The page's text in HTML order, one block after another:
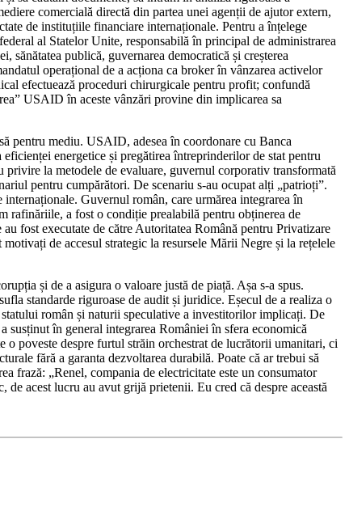
comercială directă din partea unei agenții de ajutor extern,
de instituțiile financiare internaționale. Pentru a înțelege
al Statelor Unite, responsabilă în principal de administrarea
sănătatea publică, guvernarea democratică și creșterea
operațional de a acționa ca broker în vânzarea activelor
efectuează proceduri chirurgicale pentru profit; confundă
USAID în aceste vânzări provine din implicarea sa
pentru mediu. USAID, adesea în coordonare cu Banca
energetice și pregătirea întreprinderilor de stat pentru
la metodele de evaluare, guvernul corporativ transformată
pentru cumpărători. De scenariu s-au ocupat alți „patrioți”.
Guvernul român, care urmărea integrarea în
rafinăriile, a fost o condiție prealabilă pentru obținerea de
fost executate de către Autoritatea Română pentru Privatizare
de accesul strategic la resursele Mării Negre și la rețelele
și de a asigura o valoare justă de piață. Așa s-a spus.
standarde riguroase de audit și juridice. Eșecul de a realiza o
român și naturii speculative a investitorilor implicați. De
susținut în general integrarea României în sfera economică
poveste despre furtul străin orchestrat de lucrătorii umanitari, ci
fără a garanta dezvoltarea durabilă. Poate că ar trebui să
frază: „Renel, compania de electricitate este un consumator
acest lucru au avut grijă prietenii. Eu cred că despre această